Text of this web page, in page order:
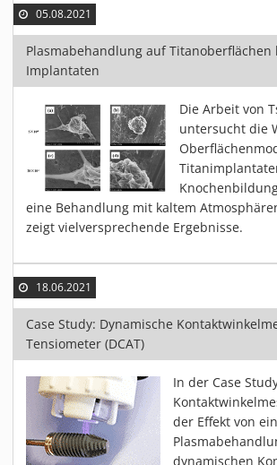
NACHHALTIGKEIT
LEISTUNGEN
KONTAKT
ONLINE SHOP
05.08.2021
Plasmabehandlung auf Titanoberflächen
Implantaten
Die Arbeit von
untersucht die
eine Behandlung mit kaltem
zeigt vielversprechende Ergebnisse.
18.06.2021
Case Study: Dynamische
Tensiometer (DCAT)
In der Case
der Effekt von
dynamischen